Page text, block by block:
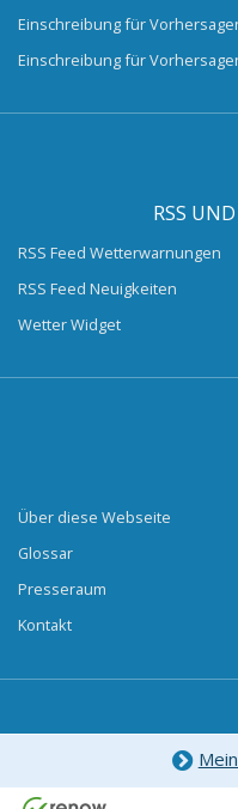
Einschreibung für
Einschreibung für
RSS
RSS Feed Wetterwarnungen
RSS Feed Neuigkeiten
Wetter Widget
Über diese Webseite
Glossar
Presseraum
Kontakt